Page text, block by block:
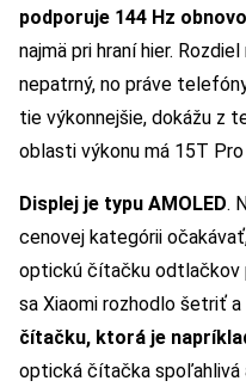
podporuje 144 Hz
najmä pri hraní hier.
nepatrný, no práve
tie výkonnejšie, dokážu z
oblasti výkonu má 15T
Displej je typu AMOLED.
cenovej kategórii
optickú čítačku odtlačkov
sa Xiaomi rozhodlo šetriť a
čítačku, ktorá je
optická čítačka spoľahlivá